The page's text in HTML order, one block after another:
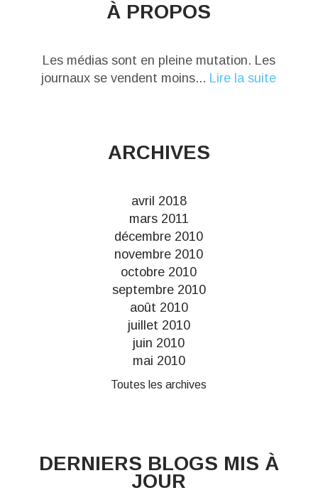
À PROPOS
Les médias sont en pleine mutation. Les
journaux se vendent moins... Lire la suite
ARCHIVES
avril 2018
mars 2011
décembre 2010
novembre 2010
octobre 2010
septembre 2010
août 2010
juillet 2010
juin 2010
mai 2010
Toutes les archives
DERNIERS BLOGS MIS À
JOUR